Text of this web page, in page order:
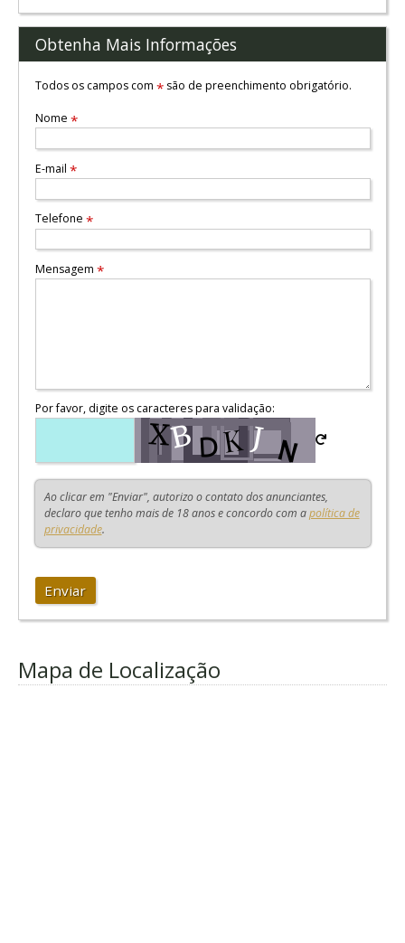
Obtenha Mais Informações
Todos os campos com *são de preenchimento obrigatório.
Nome *
E-mail *
Telefone *
Mensagem *
Por favor, digite os caracteres para validação:
Ao clicar em "Enviar", autorizo o contato dos anunciantes,
declaro que tenho mais de 18 anos e concordo com apolítica de
privacidade.
Enviar
Mapa de Localização